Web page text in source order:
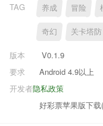
TAG 养成 冒险
奇幻 关卡塔防
版本
V0.1.9
要求
Android 4.9以上
隐私政策
开发者
好彩票苹果版下